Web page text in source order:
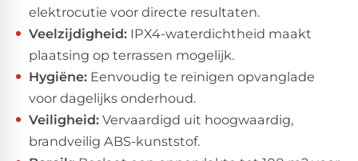
elektrocutie voor directe resultaten.
Veelzijdigheid: IPX4-waterdichtheid maakt
plaatsing op terrassen mogelijk.
Hygiëne: Eenvoudig te reinigen opvanglade
voor dagelijks onderhoud.
Veiligheid: Vervaardigd uit hoogwaardig,
brandveilig ABS-kunststof.